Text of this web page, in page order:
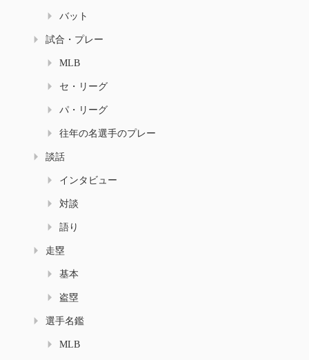
バット
試合・プレー
MLB
セ・リーグ
パ・リーグ
往年の名選手のプレー
談話
インタビュー
対談
語り
走塁
基本
盗塁
選手名鑑
MLB